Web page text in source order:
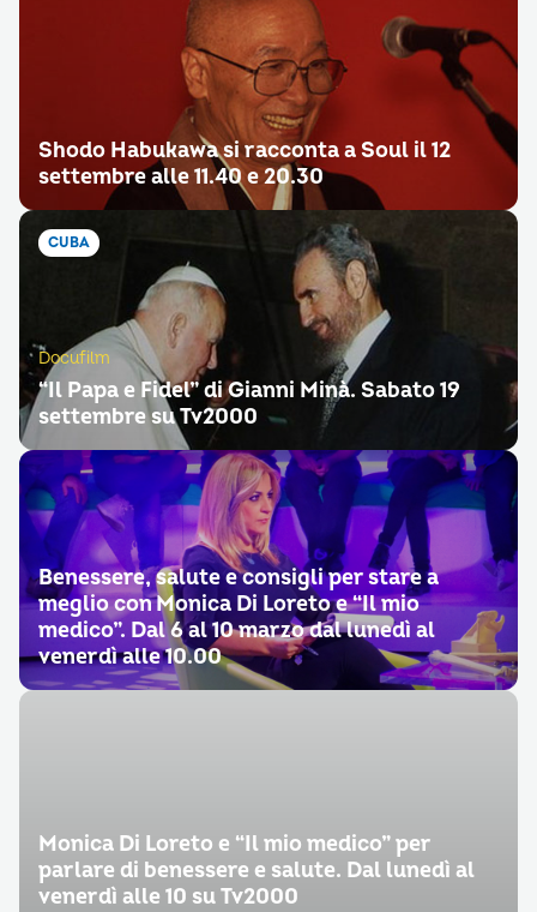
Shodo Habukawa si racconta a Soul il 12
settembre alle 11.40 e 20.30
CUBA
Docufilm
“Il Papa e Fidel” di Gianni Minà. Sabato 19
settembre su Tv2000
Benessere, salute e consigli per stare a
meglio con Monica Di Loreto e “Il mio
medico”. Dal 6 al 10 marzo dal lunedì al
venerdì alle 10.00
Monica Di Loreto e “Il mio medico” per
parlare di benessere e salute. Dal lunedì al
venerdì alle 10 su Tv2000